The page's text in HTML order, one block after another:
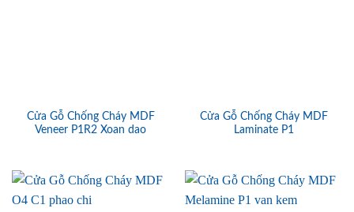
Cửa Gỗ Chống Cháy MDF
Veneer P1R2 Xoan dao
Cửa Gỗ Chống Cháy MDF
Laminate P1